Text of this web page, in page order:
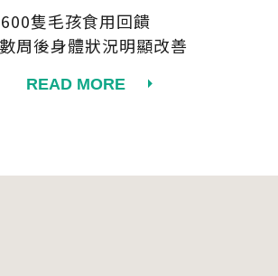
600隻毛孩食用回饋
周後身體狀況明顯改善
READ MORE